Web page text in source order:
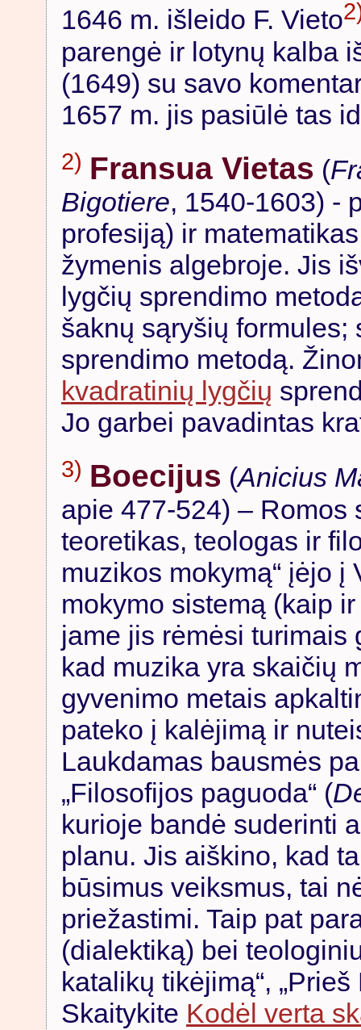
1646 m. išleido F. Vieto
parengė ir lotynų kalba
(1649) su savo
1657 m. jis pasiūlė tas
2) Fransua Vietas (
Bigotiere, 1540-1603) -
profesiją) ir
žymenis algebroje. Jis
lygčių sprendimo
šaknų sąryšių formules;
sprendimo metodą.
kvadratinių lygčių
Jo garbei pavadintas
3) Boecijus (Anicius
apie 477-524) – Romos
teoretikas, teologas ir
muzikos mokymą“ įėjo
mokymo sistemą (kaip
jame jis rėmėsi
kad muzika yra skaičių
gyvenimo metais
pateko į kalėjimą ir
Laukdamas bausmės
„Filosofijos paguoda“ (
kurioje bandė suderinti
planu. Jis aiškino, kad
būsimus veiksmus, tai
priežastimi. Taip pat
(dialektiką) bei
katalikų tikėjimą“,
Skaitykite Kodėl verta